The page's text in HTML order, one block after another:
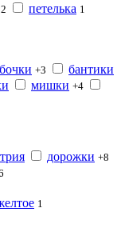
2 петелька 1
+3 бантики
мишки +4
дорожки +8
1